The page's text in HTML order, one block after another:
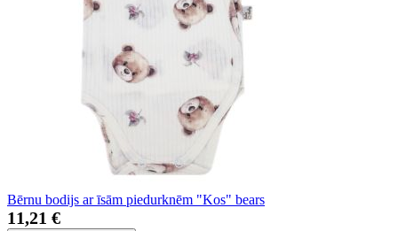
Bērnu bodijs ar īsām piedurknēm "Kos" bears
11,21 €